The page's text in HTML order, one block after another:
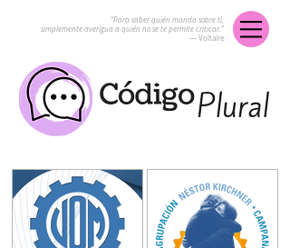
“Para saber quién manda sobre ti,
simplemente averigua a quién no se te permite criticar.”
― Voltaire